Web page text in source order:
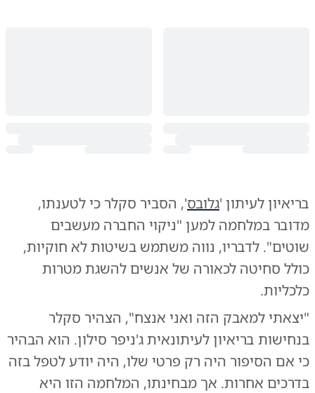
בריאיון לעיתון 'גלובס', הסביר סקלר כי לטענתו,
מדובר במלחמה למען "ניקוי החברה מעשבים
שוטים". לדבריו, נווה משתמש בשיטות לא חוקיות,
כולל סחיטה לכאורה של אנשים להשגת מטרות
כלכליות.
"יצאתי למאבק הזה ואני אנצח", הצהיר סקלר
בנחישות בריאיון לעיתונאית ג'ניפר סילון. הוא הבהיר
כי אם הסיפור היה רק פרטי שלו, היה יודע לטפל בזה
בדרכים אחרות. אך מבחינתו, המלחמה הזו היא